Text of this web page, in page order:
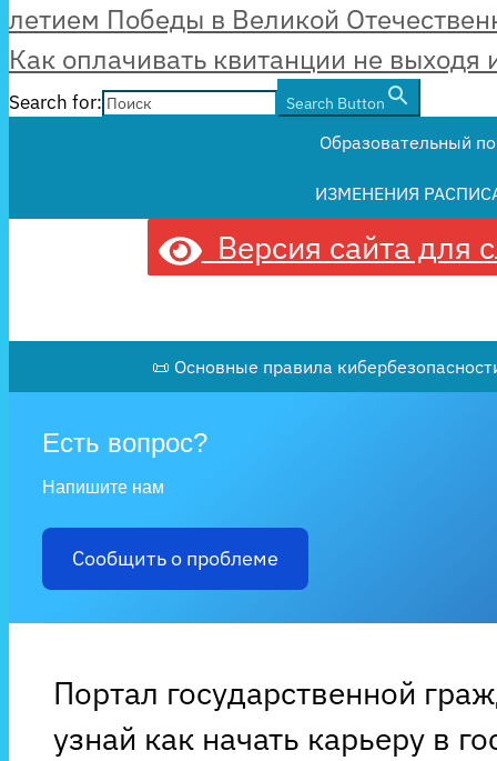
летием Победы в Великой
Как оплачивать квитанции не выходя
Search for: Search Button
Образовательный
ИЗМЕНЕНИЯ
Версия сайта для
📜 Основные правила
Есть вопрос?
Напишите нам
Сообщить о проблеме
Портал государственной
узнай как начать карьеру в